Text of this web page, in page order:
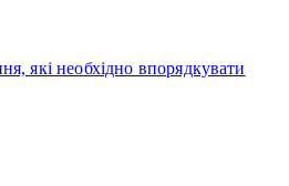
які необхідно впорядкувати